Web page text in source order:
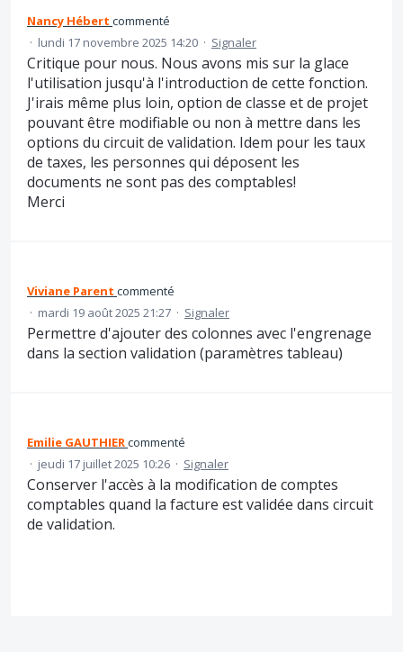
Nancy Hébert commenté
· lundi 17 novembre 2025 14:20 · Signaler
Critique pour nous. Nous avons mis sur la glace
l'utilisation jusqu'à l'introduction de cette fonction.
J'irais même plus loin, option de classe et de projet
pouvant être modifiable ou non à mettre dans les
options du circuit de validation. Idem pour les taux
de taxes, les personnes qui déposent les
documents ne sont pas des comptables!
Merci
Viviane Parent commenté
· mardi 19 août 2025 21:27 · Signaler
Permettre d'ajouter des colonnes avec l'engrenage
dans la section validation (paramètres tableau)
Emilie GAUTHIERcommenté
· jeudi 17 juillet 2025 10:26 · Signaler
Conserver l'accès à la modification de comptes
comptables quand la facture est validée dans circuit
de validation.